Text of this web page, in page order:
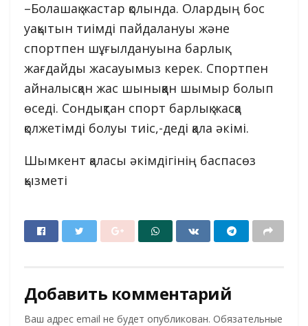
–Болашақ жастар қолында. Олардың бос
уақытын тиімді пайдалануы және
спортпен шұғылдануына барлық
жағдайды жасауымыз керек. Спортпен
айналысқан жас шыныққан шымыр болып
өседі. Сондықтан спорт барлық жасқа
қолжетімді болуы тиіс,-деді қала әкімі.
Шымкент қаласы әкімдігінің баспасөз
қызметі
Добавить комментарий
Ваш адрес email не будет опубликован. Обязательные